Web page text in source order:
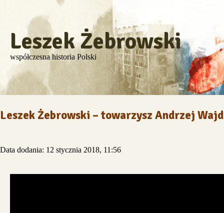
Leszek Żebrowski
współczesna historia Polski
Leszek Żebrowski – towarzysz Andrzej
Data dodania: 12 stycznia 2018, 11:56